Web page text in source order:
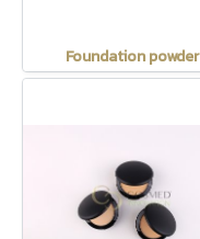
Foundation powder